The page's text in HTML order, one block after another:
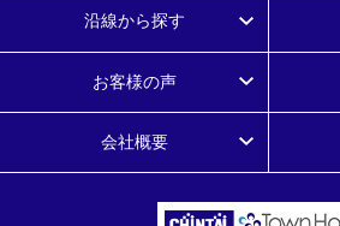
沿線から探す
お客様の声
会社概要